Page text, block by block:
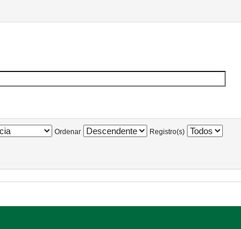
Ordenar Registro(s)